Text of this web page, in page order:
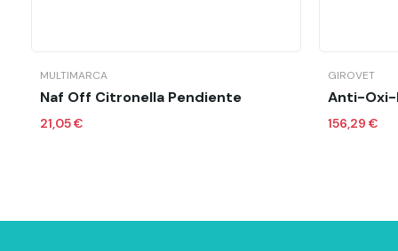
MULTIMARCA
Naf Off Citronella Pendiente
21,05 €
GIROVET
Anti-Oxi-
156,29 €